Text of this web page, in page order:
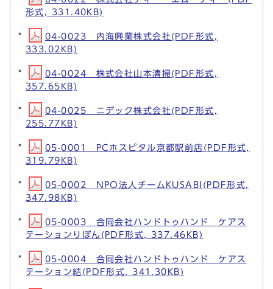
形式, 331.40KB)
04-0023 内海興業株式会社(PDF形式,
333.02KB)
04-0024 株式会社山本清掃(PDF形式,
357.65KB)
04-0025 ニデック株式会社(PDF形式,
255.77KB)
05-0001 PCホスピタル京都駅前店(PDF形式,
319.79KB)
05-0002 NPO法人チームKUSABI(PDF形式,
347.98KB)
05-0003 合同会社ハンドトゥハンド ケアス
テーションりぼん(PDF形式, 337.46KB)
05-0004 合同会社ハンドトゥハンド ケアス
テーション結(PDF形式, 341.30KB)